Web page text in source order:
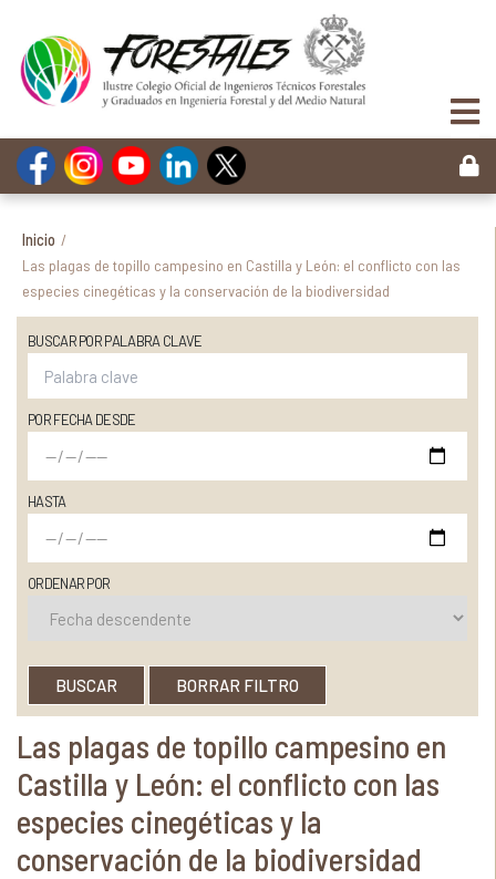
Inicio /
Las plagas de topillo campesino en Castilla y León: el conflicto con las
especies cinegéticas y la conservación de la biodiversidad
BUSCAR POR PALABRA CLAVE
POR FECHA DESDE
HASTA
ORDENAR POR
BUSCAR BORRAR FILTRO
Las plagas de topillo campesino en
Castilla y León: el conflicto con las
especies cinegéticas y la
conservación de la biodiversidad